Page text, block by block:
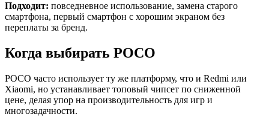
Подходит: повседневное использование, замена старого
смартфона, первый смартфон с хорошим экраном без
переплаты за бренд.
Когда выбирать POCO
POCO часто использует ту же платформу, что и Redmi или
Xiaomi, но устанавливает топовый чипсет по сниженной
цене, делая упор на производительность для игр и
многозадачности.